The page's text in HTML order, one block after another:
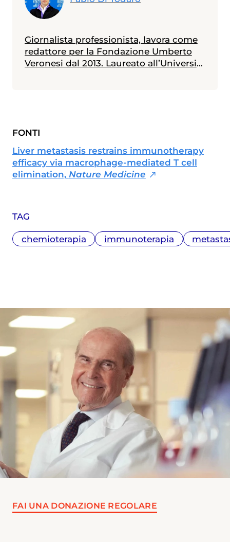
TAG
chemioterapia immunoterapia
Giornalista professionista, lavora come
redattore per la Fondazione Umberto
Veronesi dal 2013. Laureato all’Università
Messe alle spalle alcune esperienze
radiotelevisive, attualmente collabora
anche con diverse testate nazionali ed è
membro dell'Unione Giornalisti Italiani
Scientifici (Ugis).
FONTI
Liver metastasis restrains immunotherapy
efficacy via macrophage-mediated T cell
elimination, Nature Medicine
FAI UNA DONAZIONE REGOLARE